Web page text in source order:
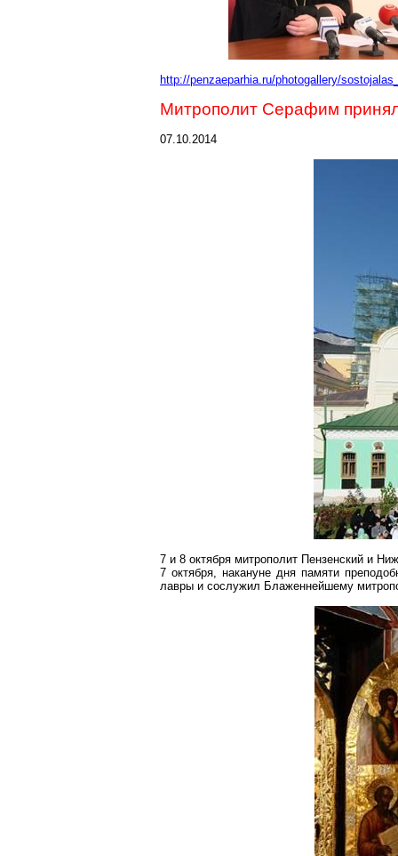
http://penzaeparhia.ru/photogallery/
Митрополит Серафим
07.10.2014
7 и 8 октября митрополит Пензенский и
7 октября, накануне дня памяти
лавры и сослужил Блаженнейшему